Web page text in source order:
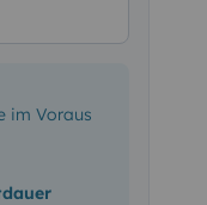
im Voraus